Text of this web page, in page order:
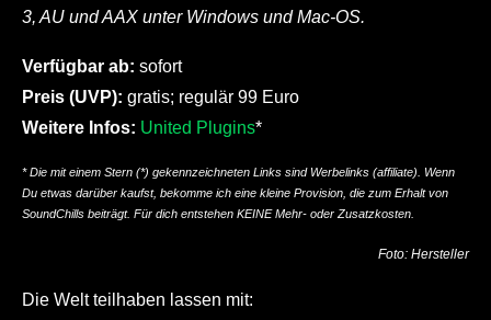
3, AU und AAX unter Windows und Mac-OS.
Verfügbar ab: sofort
Preis (UVP): gratis; regulär 99 Euro
Weitere Infos: United Plugins*
* Die mit einem Stern (*) gekennzeichneten Links sind Werbelinks (affiliate). Wenn
Du etwas darüber kaufst, bekomme ich eine kleine Provision, die zum Erhalt von
SoundChills beiträgt. Für dich entstehen KEINE Mehr- oder Zusatzkosten.
Foto: Hersteller
Die Welt teilhaben lassen mit: